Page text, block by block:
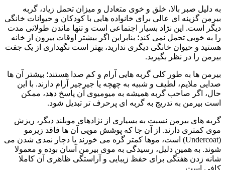
به‌ دلیل صبر بالا، خلق‌ و خوی متعادل و میزان تحمل زیاد، گربه
بیرمن گزینه‌ ای عالی برای خانواده‌ هایی با کودکان و حیوانات خانگی
دیگر است. این نژاد بسیار اجتماعی است و تنها ماندن طولانی‌ مدت
را به‌ خوبی تحمل نمی‌ کند؛ بنابراین اگر بیشتر اوقات بیرون از خانه
هستید و حیوان خانگی دیگری ندارید، بهتر است نگهداری از یک جفت
بیرمن را در نظر بگیرید.
بیرمن‌ ها به‌ طور کلی گربه‌ هایی آرام و کم‌ صدا هستند؛ بیشتر آن‌ ها
صدایی ملایم، لطیف و شبیه به چهچه یا جیرجیر آرام دارند. با این
حال، اگر صاحب گربه همیشه به میو‌میوی آن پاسخ دهد، ممکن
است بیرمن به‌ تدریج به گربه‌ ای پرحرف‌ تر تبدیل شود.
گربه‌ های بیرمن نسبت به بسیاری از نژادهای مو‌بلند دیگر، ریزش
موی کمتری دارند. از آن‌ جا که پوشش مویی آن‌ ها فاقد زیرمو
(Undercoat) است، موها کمتر گره می‌ خورند یا دچار نمدی شدن می‌
شوند. به همین دلیل، رسیدگی به موی بیرمن آسان بوده و معمولا
شانه‌ زدن هفتگی برای حفظ زیبایی و آراستگی ظاهری آن کاملا
کافی است.